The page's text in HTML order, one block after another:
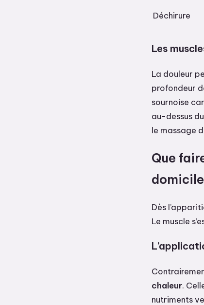
Déchirure
Les
La douleur
profondeur
sournoise
au-dessus
le massage
Que
domicile
Dès
Le muscle
chaleur.
nutriments